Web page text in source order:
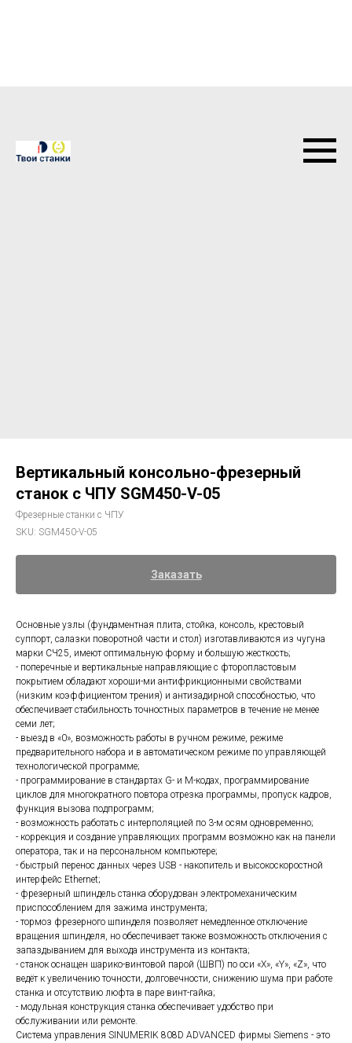
Вертикальный консольно-фрезерный
станок с ЧПУ SGM450-V-05
Фрезерные станки с ЧПУ
SKU: SGM450-V-05
Заказать
Основные узлы (фундаментная плита, стойка, консоль, крестовый
суппорт, салазки поворотной части и стол) изготавливаются из чугуна
марки СЧ25, имеют оптимальную форму и большую жесткость;
- поперечные и вертикальные направляющие с фторопластовым
покрытием обладают хороши-ми антифрикционными свойствами
(низким коэффициентом трения) и антизадирной способностью, что
обеспечивает стабильность точностных параметров в течение не менее
семи лет;
- выезд в «0», возможность работы в ручном режиме, режиме
предварительного набора и в автоматическом режиме по управляющей
технологической программе;
- программирование в стандартах G- и M-кодах, программирование
циклов для многократного повтора отрезка программы, пропуск кадров,
функция вызова подпрограмм;
- возможность работать с интерполяцией по 3-м осям одновременно;
- коррекция и создание управляющих программ возможно как на панели
оператора, так и на персональном компьютере;
- быстрый перенос данных через USB - накопитель и высокоскоростной
интерфейс Ethernet;
- фрезерный шпиндель станка оборудован электромеханическим
приспособлением для зажима инструмента;
- тормоз фрезерного шпинделя позволяет немедленное отключение
вращения шпинделя, но обеспечивает также возможность отключения с
запаздыванием для выхода инструмента из контакта;
- станок оснащен шарико-винтовой парой (ШВП) по оси «X», «Y», «Z», что
ведёт к увеличению точности, долговечности, снижению шума при работе
станка и отсутствию люфта в паре винт-гайка;
- модульная конструкция станка обеспечивает удобство при
обслуживании или ремонте.
Система управления SINUMERIK 808D ADVANCED фирмы Siemens - это